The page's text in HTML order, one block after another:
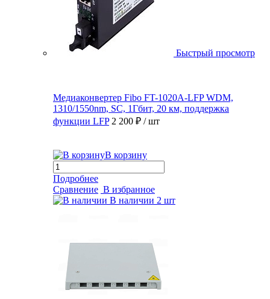
Быстрый просмотр
Медиаконвертер Fibo FT-1020A-LFP WDM,
1310/1550nm, SC, 1Гбит, 20 км, поддержка
функции LFP 2 200 ₽ / шт
В корзину
Подробнее
Сравнение В избранное
В наличии 2 шт